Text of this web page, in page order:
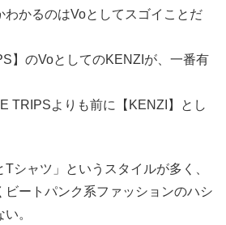
わかるのはVoとしてスゴイことだ
】のVoとしてのKENZIが、一番有
TRIPSよりも前に【KENZI】とし
Tシャツ」というスタイルが多く、
ビートパンク系ファッションのハシ
。